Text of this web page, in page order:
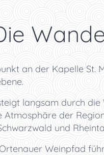
an der Kapelle St.
langsam durch
Atmosphäre der
und
Weinpfad